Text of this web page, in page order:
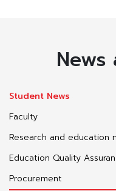
Student News
Faculty
Research and education
Education Quality
Procurement